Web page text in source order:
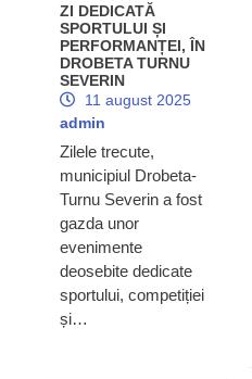
ZI DEDICATĂ
SPORTULUI ȘI
PERFORMANȚEI, ÎN
DROBETA TURNU
SEVERIN
11 august 2025
admin
Zilele trecute,
municipiul Drobeta-
Turnu Severin a fost
gazda unor
evenimente
deosebite dedicate
sportului, competiției
și…